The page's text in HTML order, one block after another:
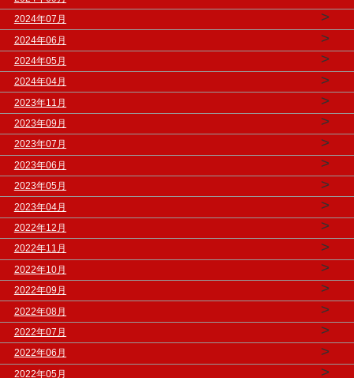
2024年07月 >
2024年06月 >
2024年05月 >
2024年04月 >
2023年11月 >
2023年09月 >
2023年07月 >
2023年06月 >
2023年05月 >
2023年04月 >
2022年12月 >
2022年11月 >
2022年10月 >
2022年09月 >
2022年08月 >
2022年07月 >
2022年06月 >
2022年05月 >